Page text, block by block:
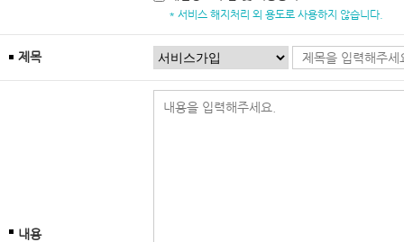
* 서비스 해지처리 외 용도로 사용하지 않습니다.
제목
내용